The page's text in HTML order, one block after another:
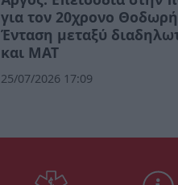
για τον 20χρονο
Ένταση μεταξύ
και ΜΑΤ
25/07/2026 17:09